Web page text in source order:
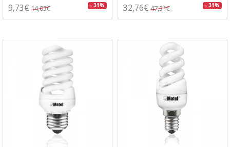
9,73€ 14,05€ - 31% 32,76€ 47,31€ - 31%